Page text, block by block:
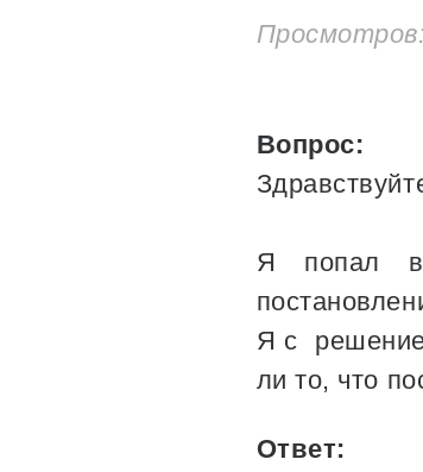
Вопрос:
Я попал в
Я с
ли то, что
Ответ: